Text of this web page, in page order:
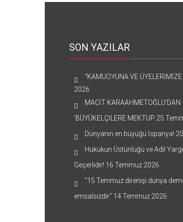
SON YAZILAR
“KAMUOYUNA VE ÜYELERİMİZE
2026
MACİT KARAAHMETOĞLU’DAN
’BÜYÜKELÇİLERE MEKTUP 25
Dünyanın en büyüğü İspanya!
Hukukun Üstünlüğü ve Adil
Geçerlidir! 16 Temmuz 2026
“15 Temmuz direnişi dünya
emsalsizdir” 14 Temmuz 2026